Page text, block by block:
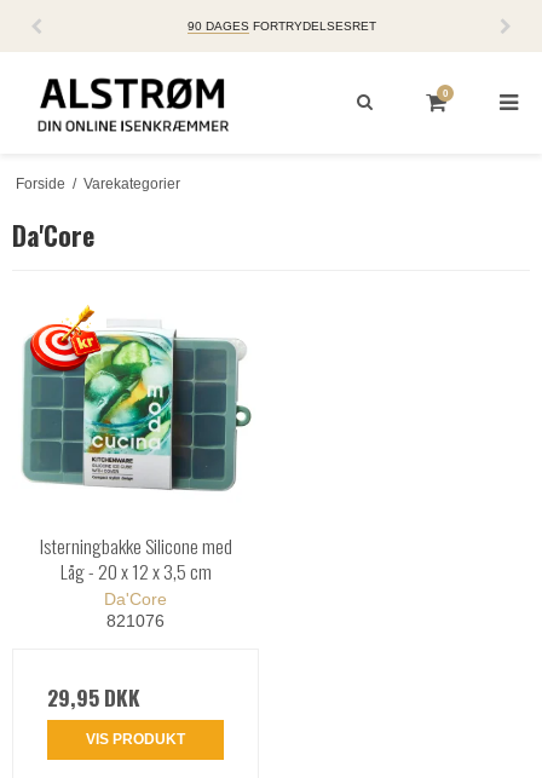
90 DAGES FORTRYDELSESRET
0
Forside / Varekategorier
Da'Core
Isterningbakke Silicone med
Låg - 20 x 12 x 3,5 cm
Da'Core
821076
29,95 DKK
VIS PRODUKT